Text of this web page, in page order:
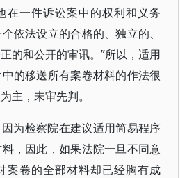
在一件诉讼案中的权利和义务
依法设立的合格的、独立的、
的和公开的审讯。”所以，适用
的移送所有案卷材料的作法很
主，未审先判。
为检察院在建议适用简易程序
，因此，如果法院一旦不同意
案卷的全部材料却已经胸有成